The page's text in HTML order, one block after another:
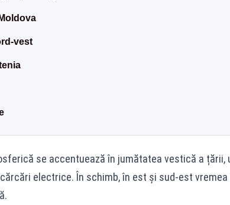
vest
se accentuează în jumătatea vestică a țării,
electrice. În schimb, în est și sud-est vremea